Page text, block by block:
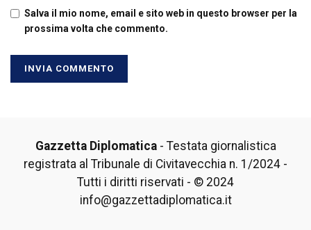
Salva il mio nome, email e sito web in questo browser per la
prossima volta che commento.
Gazzetta Diplomatica- Testata giornalistica
registrata al Tribunale di Civitavecchia n. 1/2024 -
Tutti i diritti riservati - © 2024
info@gazzettadiplomatica.it